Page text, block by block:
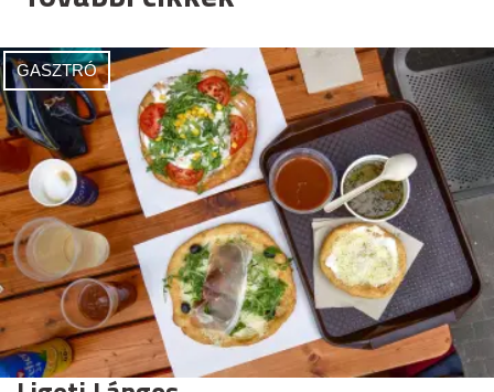
GASZTRÓ